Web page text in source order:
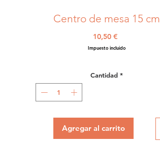
Centro de mesa 15 cm
10,50 €
Impuesto incluido
Cantidad *
Agregar al carrito